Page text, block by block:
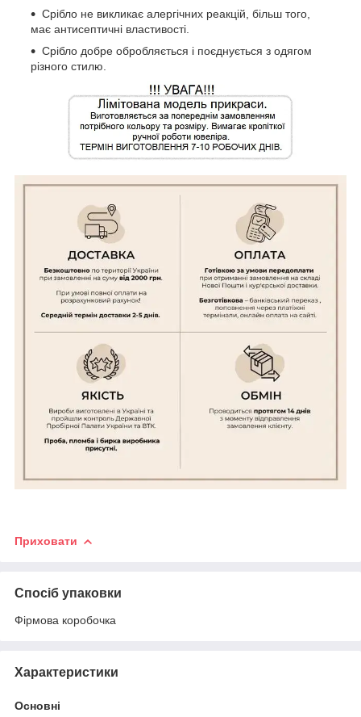
Срібло не викликає алергічних реакцій, більш того,
має антисептичні властивості.
Срібло добре обробляється і поєднується з одягом
різного стилю.
Приховати
Спосіб упаковки
Фірмова коробочка
Характеристики
Основні